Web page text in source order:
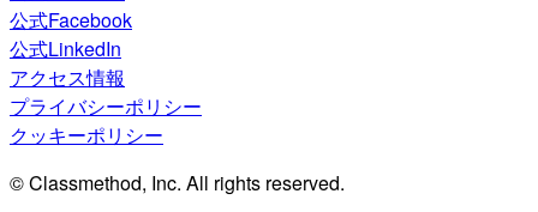
公式Facebook
公式LinkedIn
アクセス情報
プライバシーポリシー
クッキーポリシー
© Classmethod, Inc. All rights reserved.